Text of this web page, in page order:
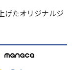
げたオリジナルジ